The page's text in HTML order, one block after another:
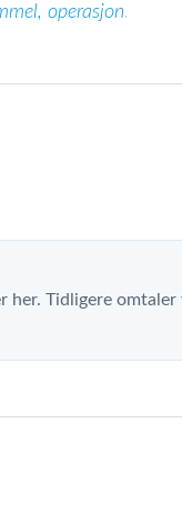
operasjon.
Tidligere